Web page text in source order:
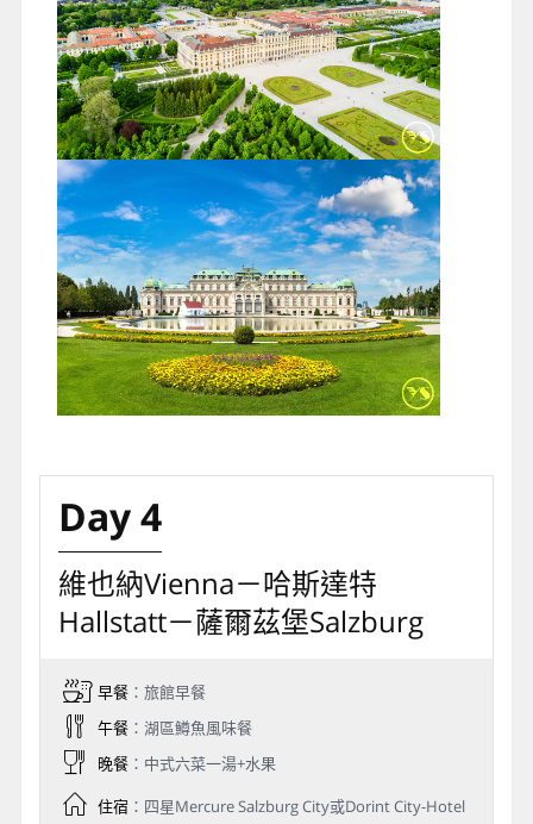
Day 4
維也納Vienna－哈斯達特
Hallstatt－薩爾茲堡Salzburg
早餐：旅館早餐
午餐：湖區鱒魚風味餐
晚餐：中式六菜一湯+水果
住宿：四星Mercure Salzburg City或Dorint City-Hotel